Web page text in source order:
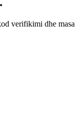
verifikimi dhe masa